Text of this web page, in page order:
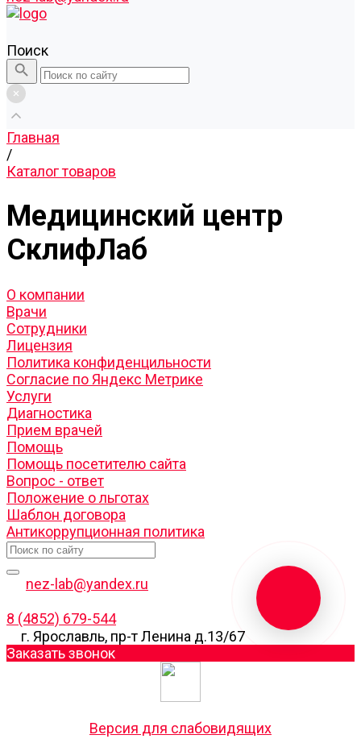
Поиск
Главная
/
Каталог товаров
Медицинский центр
СклифЛаб
О компании
Врачи
Сотрудники
Лицензия
Политика конфиденцильности
Согласие по Яндекс Метрике
Услуги
Диагностика
Прием врачей
Помощь
Помощь посетителю сайта
Вопрос - ответ
Положение о льготах
Шаблон договора
Антикоррупционная политика
nez-lab@yandex.ru
8 (4852) 679-544
г. Ярославль, пр-т Ленина д.13/67
Заказать звонок
Версия для слабовидящих